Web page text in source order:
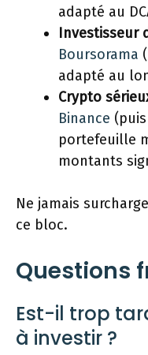
adapté au
Investisseur
Boursorama
adapté au
Crypto
Binance
portefeuille
montants
Ne jamais
ce bloc.
Questions
Est-il trop
à investir ?